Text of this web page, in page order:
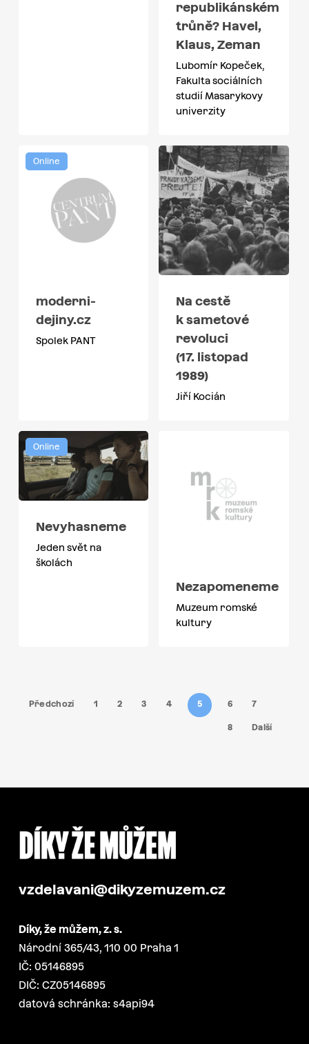
republikánském
trůně? Havel,
Klaus, Zeman
Lubomír Kopeček,
Fakulta sociálních
studií Masarykovy
univerzity
Online
moderni-
dejiny.cz
Spolek PANT
Na cestě
k sametové
revoluci
(17. listopad
1989)
Jiří Kocián
Online
Nevyhasneme
Jeden svět na
školách
Nezapomeneme
Muzeum romské
kultury
Předchozí 1 2 3 4 5 6 7
8 Další
vzdelavani@dikyzemuzem.cz
Díky, že můžem, z. s.
Národní 365/43, 110 00 Praha 1
IČ: 05146895
DIČ: CZ05146895
datová schránka: s4api94